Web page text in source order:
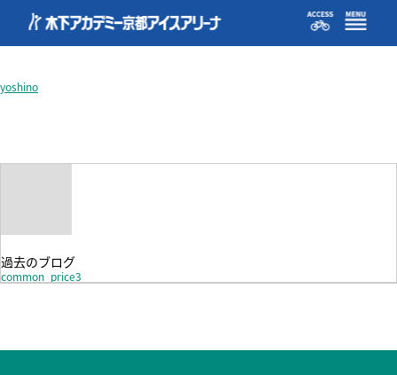
common_price3
yoshino
過去のブログ
common_price3